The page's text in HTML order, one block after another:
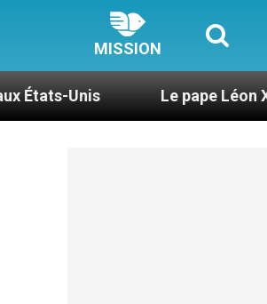
MISSION
Le pape Léon XIV se rendra